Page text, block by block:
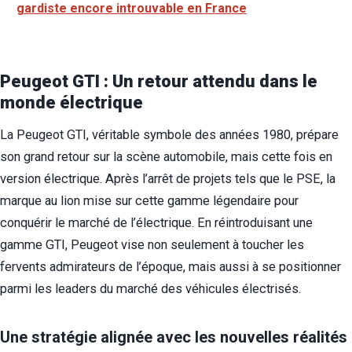
gardiste encore introuvable en France
Peugeot GTI : Un retour attendu dans le
monde électrique
La Peugeot GTI, véritable symbole des années 1980, prépare
son grand retour sur la scène automobile, mais cette fois en
version électrique. Après l’arrêt de projets tels que le PSE, la
marque au lion mise sur cette gamme légendaire pour
conquérir le marché de l’électrique. En réintroduisant une
gamme GTI, Peugeot vise non seulement à toucher les
fervents admirateurs de l’époque, mais aussi à se positionner
parmi les leaders du marché des véhicules électrisés.
Une stratégie alignée avec les nouvelles réalités